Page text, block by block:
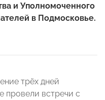
и Уполномоченного
в Подмосковье.
трёх дней
провели встречи с